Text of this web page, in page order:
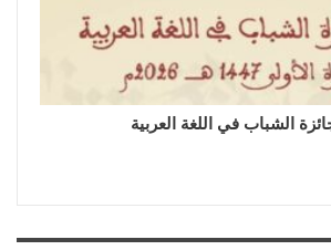
الشباب في اللغة العربية